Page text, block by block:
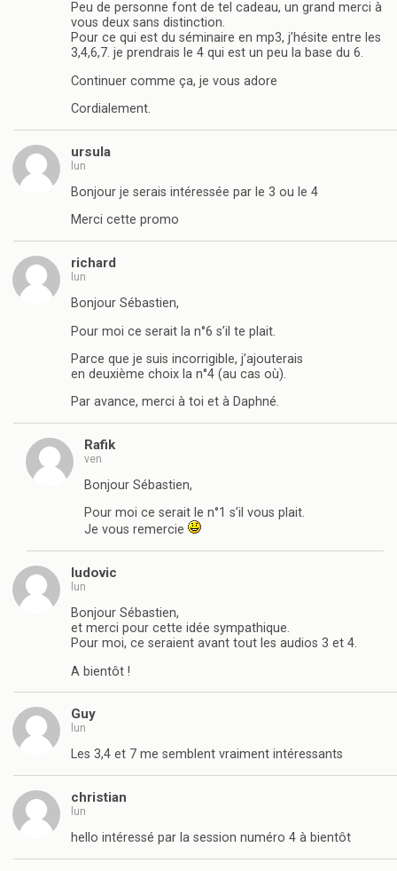
Peu de personne font de tel cadeau, un grand merci à
vous deux sans distinction.
Pour ce qui est du séminaire en mp3, j’hésite entre les
3,4,6,7. je prendrais le 4 qui est un peu la base du 6.
Continuer comme ça, je vous adore
Cordialement.
ursula
lun
Bonjour je serais intéressée par le 3 ou le 4
Merci cette promo
richard
lun
Bonjour Sébastien,
Pour moi ce serait la n°6 s’il te plait.
Parce que je suis incorrigible, j’ajouterais
en deuxième choix la n°4 (au cas où).
Par avance, merci à toi et à Daphné.
Rafik
ven
Bonjour Sébastien,
Pour moi ce serait le n°1 s’il vous plait.
Je vous remercie
ludovic
lun
Bonjour Sébastien,
et merci pour cette idée sympathique.
Pour moi, ce seraient avant tout les audios 3 et 4.
A bientôt !
Guy
lun
Les 3,4 et 7 me semblent vraiment intéressants
christian
lun
hello intéressé par la session numéro 4 à bientôt